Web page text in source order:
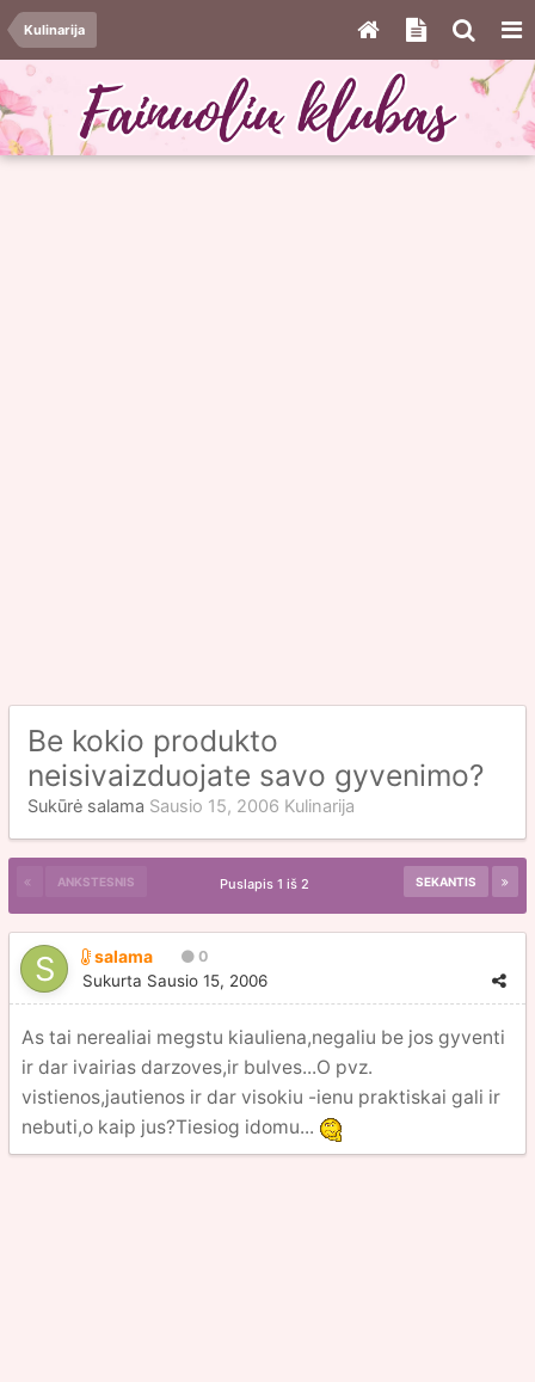
Kulinarija
Be kokio produkto
neisivaizduojate savo gyvenimo?
Sukūrė salama Sausio 15, 2006 Kulinarija
ANKSTESNIS SEKANTIS
Puslapis 1 iš 2
salama 0
Sukurta Sausio 15, 2006
As tai nerealiai megstu kiauliena,negaliu be jos gyventi
ir dar ivairias darzoves,ir bulves...O pvz.
vistienos,jautienos ir dar visokiu -ienu praktiskai gali ir
nebuti,o kaip jus?Tiesiog idomu...